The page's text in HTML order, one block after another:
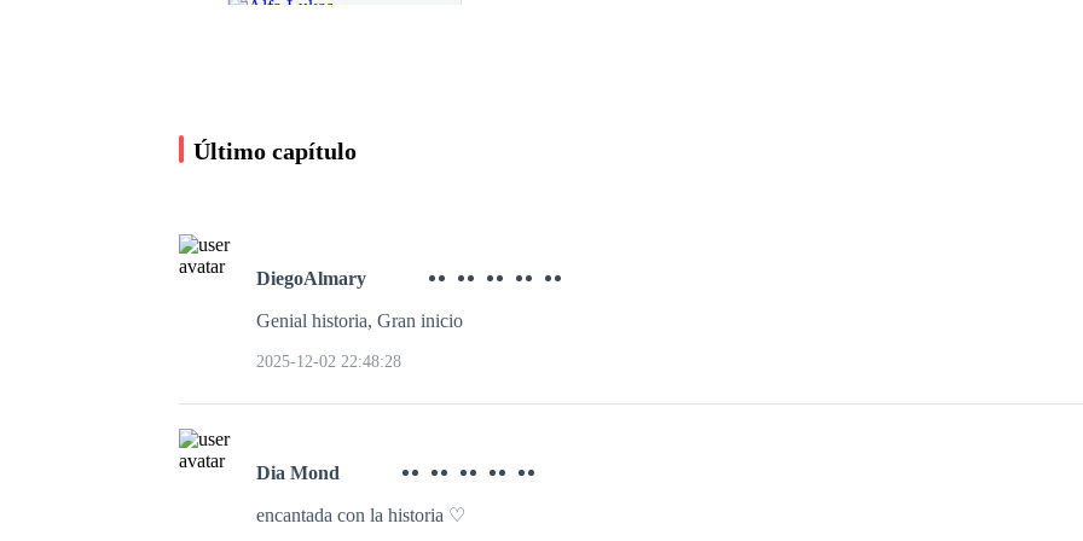
Alfa Lukas
Último capítulo
DiegoAlmary
Genial historia, Gran inicio
2025-12-02 22:48:28
Dia Mond
encantada con la historia ♡